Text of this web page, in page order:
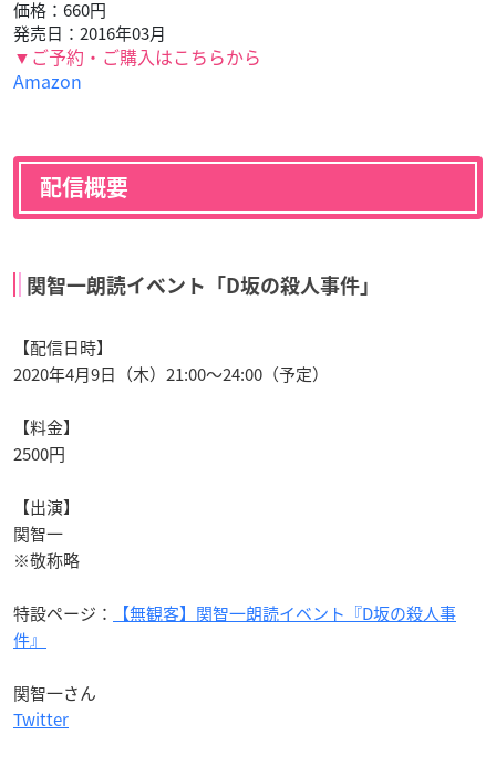
価格：660円
発売日：2016年03月
▼ご予約・ご購入はこちらから
Amazon
配信概要
関智一朗読イベント「D坂の殺人事件」
【配信日時】
2020年4月9日（木）21:00～24:00（予定）
【料金】
2500円
【出演】
関智一
※敬称略
特設ページ：
【無観客】関智一朗読イベント『D坂の殺人事
件』
関智一さん
Twitter